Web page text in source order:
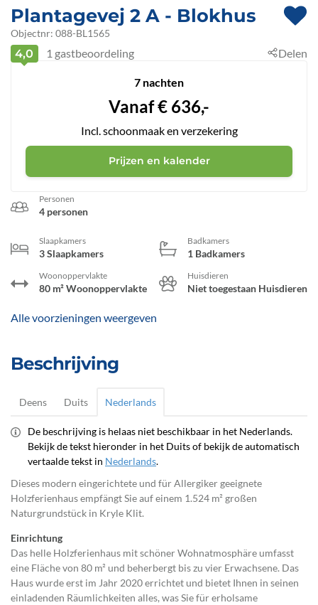
Plantagevej 2 A - Blokhus
Objectnr: 088-BL1565
Personen
4 personen
Slaapkamers
3 Slaapkamers
Badkamers
1 Badkamers
Woonoppervlakte
80 m² Woonoppervlakte
Huisdieren
Niet toegestaan Huisdieren
Alle voorzieningen weergeven
Beschrijving
Deens Duits Nederlands
De beschrijving is helaas niet beschikbaar in het Nederlands.
Bekijk de tekst hieronder in het Duits of bekijk de automatisch
vertaalde tekst in Nederlands.
Dieses modern eingerichtete und für Allergiker geeignete
Holzferienhaus empfängt Sie auf einem 1.524 m² großen
Naturgrundstück in Kryle Klit.
Einrichtung
Das helle Holzferienhaus mit schöner Wohnatmosphäre umfasst
eine Fläche von 80 m² und beherbergt bis zu vier Erwachsene. Das
Haus wurde erst im Jahr 2020 errichtet und bietet Ihnen in seinen
einladenden Räumlichkeiten alles, was Sie für erholsame
4,0 1 gastbeoordeling Delen
7 nachten
Vanaf€ 636,-
Incl. schoonmaak en verzekering
Prijzen en kalender